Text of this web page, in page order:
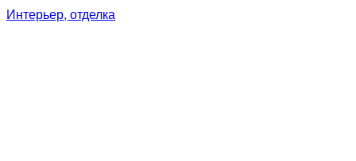
Интерьер, отделка